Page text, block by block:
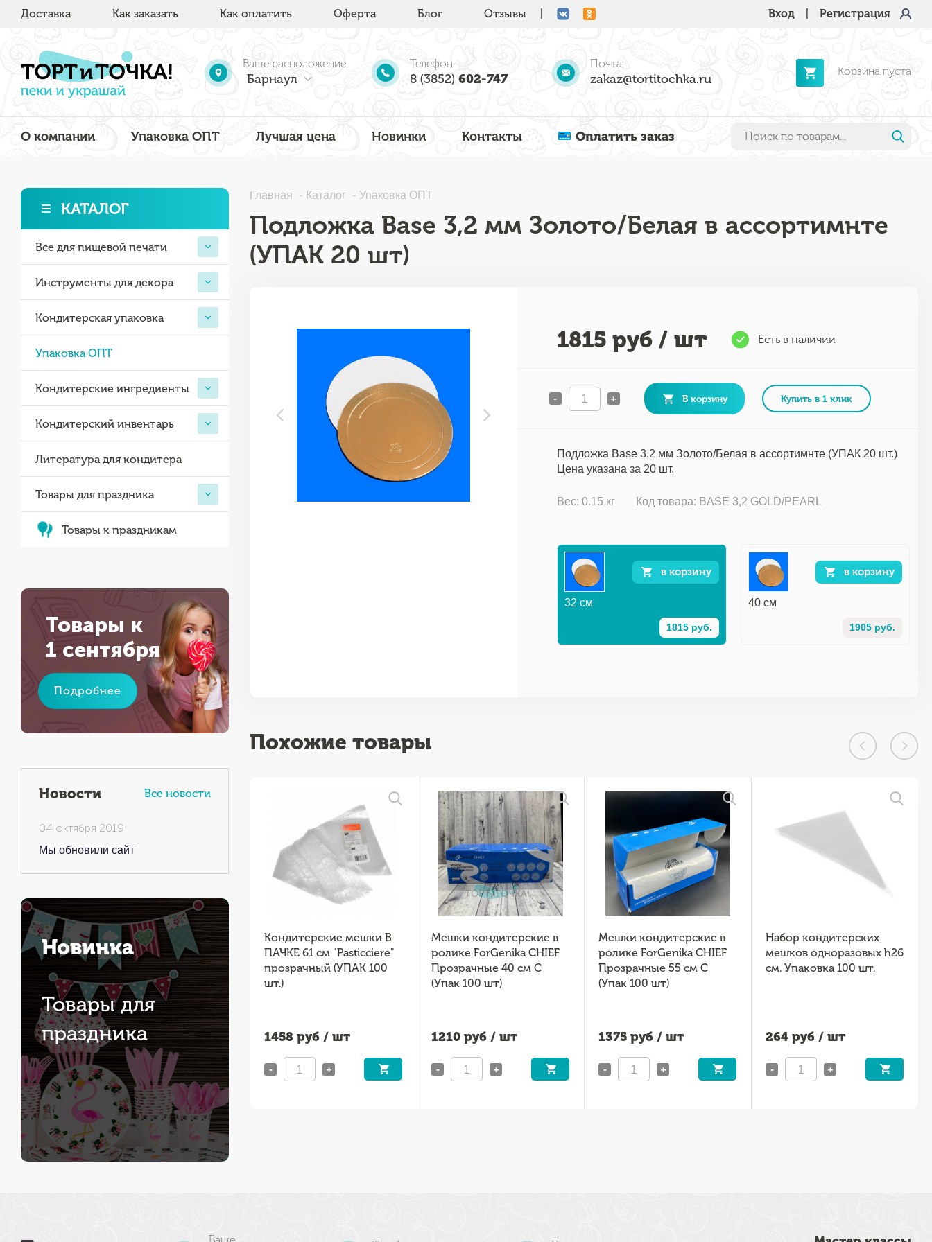
Доставка Как заказать Как оплатить Оферта Блог Отзывы Вход Регистрация
Ваше расположение:
Барнаул
Телефон:
8 (3852) 602-747
Почта:
zakaz@tortitochka.ru
Корзина пуста
О компании Упаковка ОПТ Лучшая цена Новинки Контакты Оплатить заказ
КАТАЛОГ
Все для пищевой печати
Инструменты для декора
Кондитерская упаковка
Упаковка ОПТ
Кондитерские ингредиенты
Кондитерский инвентарь
Литература для кондитера
Товары для праздника
Товары к праздникам
Товары к
1 сентября
Подробнее
Новости Все новости
04 октября 2019
Мы обновили сайт
Новинка
Товары для
праздника
Главная Каталог Упаковка ОПТ
Подложка Base 3,2 мм Золото/Белая в ассортимнте
(УПАК 20 шт)
1815 руб / шт Есть в наличии
- + В корзину Купить в 1 клик
Подложка Base 3,2 мм Золото/Белая в ассортимнте (УПАК 20 шт.)
Цена указана за 20 шт.
Вес: 0.15 кг Код товара: BASE 3,2 GOLD/PEARL
в корзину
32 см
1815 руб.
в корзину
40 см
1905 руб.
Похожие товары
MB 3
25 шт.)
Упаковка ForGenika MB 6
белый ST (упак 25 шт.)
435руб / шт
- +
Кондитерские мешки В
ПАЧКЕ 61 см "Pasticciere"
прозрачный (УПАК 100
шт.)
1458 руб / шт
- +
Мешки кондитерские в
ролике ForGenika CHIEF
Прозрачные 40 см C
(Упак 100 шт)
1210 руб / шт
- +
Мешки кондитерские в
ролике ForGenika CHIEF
Прозрачные 55 см C
(Упак 100 шт)
1375 руб / шт
- +
Набор кондитерских
мешков одноразовых h26
см. Упаковка 100 шт.
264 руб / шт
- +